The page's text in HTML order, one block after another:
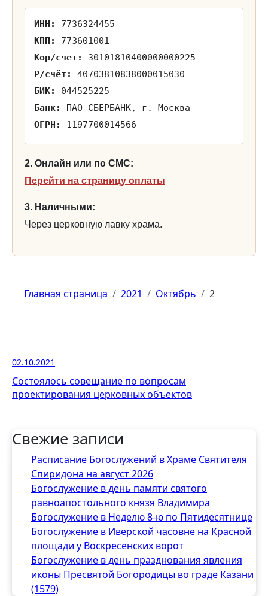
ИНН:
7736324455
КПП:
773601001
Кор/счет:
30101810400000000225
Р/счёт:
40703810838000015030
БИК:
044525225
Банк:
ПАО СБЕРБАНК, г. Москва
ОГРН:
1197700014566
2. Онлайн или по СМС:
Перейти на страницу оплаты
3. Наличными:
Через церковную лавку храма.
Главная страница 2021 Октябрь 2
Состоялось совещание по вопросам
проектирования церковных объектов
02.10.2021
Свежие записи
Расписание Богослужений в Храме Святителя
Спиридона на август 2026
Богослужение в день памяти святого
равноапостольного князя Владимира
Богослужение в Неделю 8-ю по Пятидесятнице
Богослужение в Иверской часовне на Красной
площади у Воскресенских ворот
Богослужение в день празднования явления
иконы Пресвятой Богородицы во граде Казани
(1579)